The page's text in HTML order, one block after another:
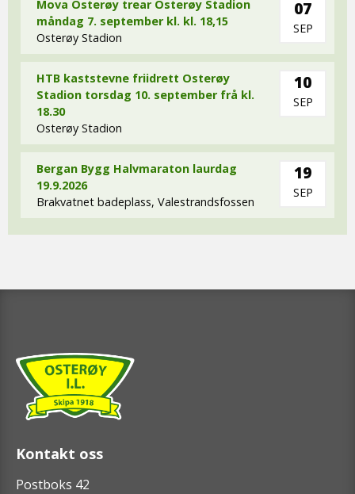
Mova Osterøy trear Osterøy Stadion
måndag 7. september kl. kl. 18,15
Osterøy Stadion
07
SEP
HTB kaststevne friidrett Osterøy
Stadion torsdag 10. september frå kl.
18.30
Osterøy Stadion
10
SEP
Bergan Bygg Halvmaraton laurdag
19.9.2026
Brakvatnet badeplass, Valestrandsfossen
19
SEP
Kontakt oss
Postboks 42